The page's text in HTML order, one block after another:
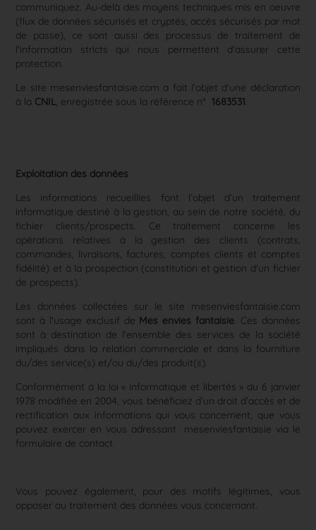
communiquez. Au-delà des moyens techniques mis en oeuvre
(flux de données sécurisés et cryptés, accès sécurisés par mot
de passe), ce sont aussi des processus de traitement de
l'information stricts qui nous permettent d'assurer cette
protection.
Le site mesenviesfantaisie.com a fait l'objet d'une déclaration
à la CNIL, enregistrée sous la référence n°1683531.
Exploitation des données
Les informations recueillies font l’objet d’un traitement
informatique destiné à la gestion, au sein de notre société, du
fichier clients/prospects. Ce traitement concerne les
opérations relatives à la gestion des clients (contrats,
commandes, livraisons, factures, comptes clients et comptes
fidélité) et à la prospection (constitution et gestion d'un fichier
de prospects).
Les données collectées sur le site mesenviesfantaisie.com
sont à l'usage exclusif de Mes envies fantaisie. Ces données
sont à destination de l'ensemble des services de la société
impliqués dans la relation commerciale et dans la fourniture
du/des service(s) et/ou du/des produit(s).
Conformément à la loi « informatique et libertés » du 6 janvier
1978 modifiée en 2004, vous bénéficiez d’un droit d’accès et de
rectification aux informations qui vous concernent, que vous
pouvez exercer en vous adressant mesenviesfantaisie via le
formulaire de contact.
Vous pouvez également, pour des motifs légitimes, vous
opposer au traitement des données vous concernant.